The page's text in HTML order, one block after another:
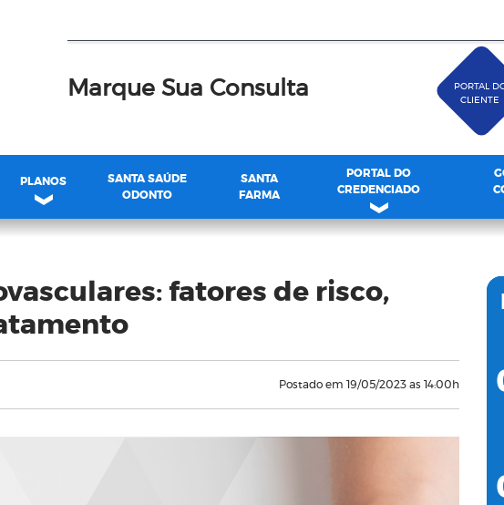
Marque Sua Consulta
PORTAL
CLIENTE
PLANOS
SANTA SAÚDE
ODONTO
SANTA
FARMA
PORTAL DO
CREDENCIADO
fatores de risco,
Postado em 19/05/2023 as 14:00h